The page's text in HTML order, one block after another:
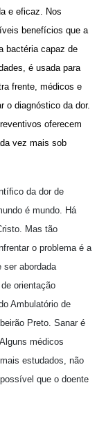
e eficaz. Nos
benefícios que a
bactéria capaz de
é usada para
frente, médicos e
o diagnóstico da dor.
oferecem
vez mais sob
da dor de
é mundo. Há
Mas tão
o problema é a
ser abordada
orientação
Ambulatório de
Preto. Sanar é
médicos
estudados, não
que o doente